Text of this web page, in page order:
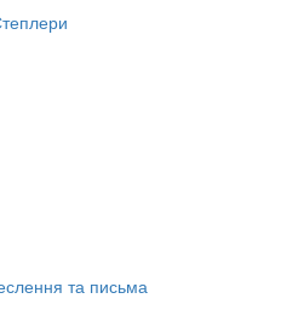
та письма